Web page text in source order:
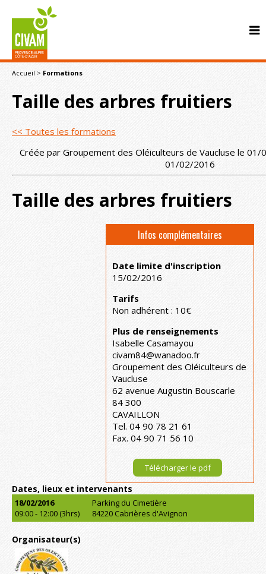
CONTACT
Accueil > Formations
Taille des arbres fruitiers
<< Toutes les formations
Créée par Groupement des Oléiculteurs de Vaucluse le
01/02/2016
Taille des arbres fruitiers
Infos complémentaires
Date limite d'inscription
15/02/2016
Tarifs
Non adhérent : 10€
Plus de renseignements
Isabelle Casamayou
civam84@wanadoo.fr
Groupement des Oléiculteurs de
Vaucluse
62 avenue Augustin Bouscarle
84 300
CAVAILLON
Tel. 04 90 78 21 61
Fax. 04 90 71 56 10
Télécharger le pdf
Dates, lieux et intervenants
18/02/2016
09:00 - 12:00 (3hrs)
Parking du Cimetière
84220 Cabrières d'Avignon
Organisateur(s)